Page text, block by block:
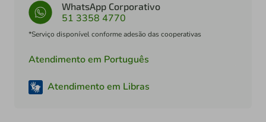
WhatsApp Corporativo
51 3358 4770
*Serviço disponível conforme adesão das cooperativas
Atendimento em Português
Atendimento em Libras